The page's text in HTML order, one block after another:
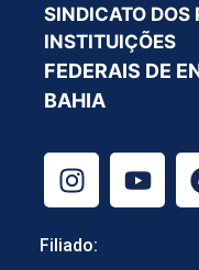
SINDICATO DOS
INSTITUIÇÕES
FEDERAIS DE
BAHIA
Filiado: